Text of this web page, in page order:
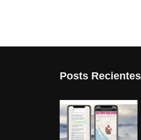
Posts Recientes